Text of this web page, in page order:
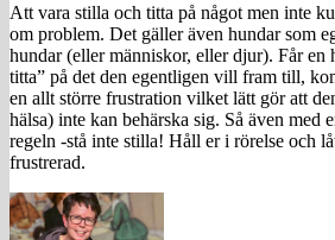
Att vara stilla och titta på något men inte
om problem. Det gäller även hundar som
hundar (eller människor, eller djur). Får en
titta” på det den egentligen vill fram till,
en allt större frustration vilket lätt gör att
hälsa) inte kan behärska sig. Så även med
regeln -stå inte stilla! Håll er i rörelse och
frustrerad.